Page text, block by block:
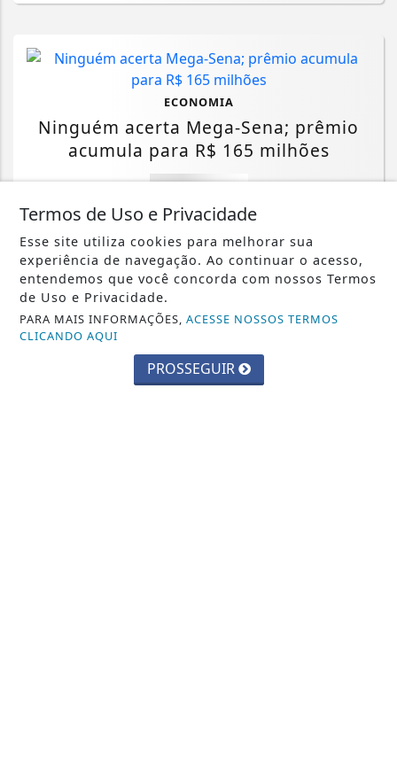
ECONOMIA
Ninguém acerta Mega-Sena; prêmio
acumula para R$ 165 milhões
Saiba Mais
ECONOMIA
Balança comercial de julho tem
superávit de US$ 7 bilhões
Termos de Uso e Privacidade
Esse site utiliza cookies para melhorar sua
experiência de navegação. Ao continuar o acesso,
entendemos que você concorda com nossos Termos
de Uso e Privacidade.
PARA MAIS INFORMAÇÕES,ACESSE NOSSOS TERMOS
CLICANDO AQUI
PROSSEGUIR